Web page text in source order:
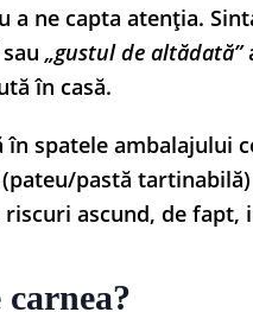
a ne capta atenția.
„gustul de altădată”
în casă.
spatele ambalajului
pastă
ascund, de fapt,